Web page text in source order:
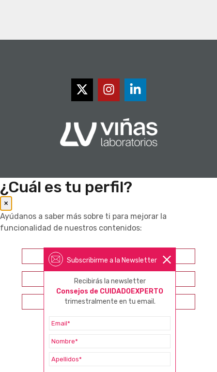
Subscribirme a la Newsletter
Recibirás la newsletter
Consejos de CUIDADOEXPERTO
trimestralmente en tu email.
¿Cuál es tu perfil?
×
Ayúdanos a saber más sobre ti para mejorar la
funcionalidad de nuestros contenidos:
Farmacéutico
Otros profesionales sanitarios
Consumidor